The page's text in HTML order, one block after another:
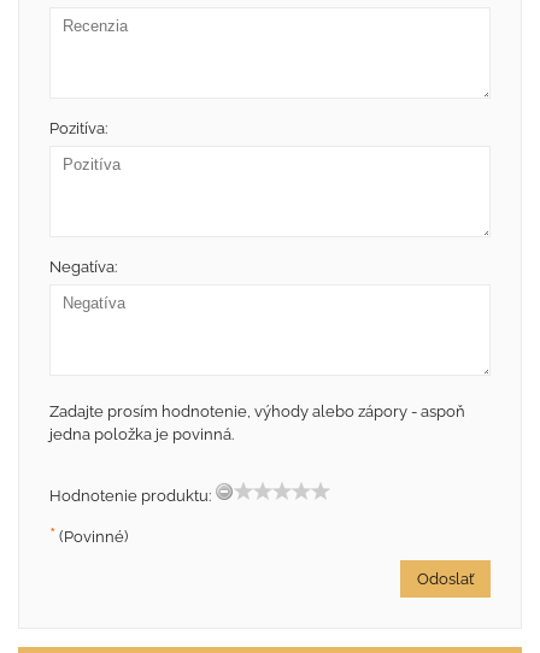
Pozitíva:
Negatíva:
Zadajte prosím hodnotenie, výhody alebo zápory - aspoň
jedna položka je povinná.
Hodnotenie produktu:
* (Povinné)
Odoslať